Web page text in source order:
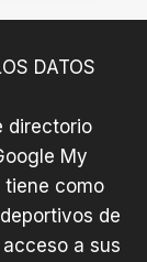
DATOS
directorio
My
tiene como
de
a sus